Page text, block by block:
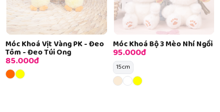
Móc Khoá Vịt Vàng PK - Đeo
Tôm - Đeo Túi Ong
85.000đ
Móc Khoá Bộ 3 Mèo Nhí Ngồi
95.000đ
15cm